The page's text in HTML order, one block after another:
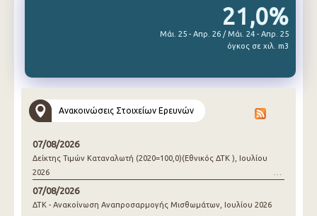
21,0%
Μάι. 25 - Απρ. 26 / Μάι. 24 - Απρ. 25
όγκος σε χιλ. m3
Ανακοινώσεις Στοιχείων Ερευνών
07/08/2026
Δείκτης Τιμών Καταναλωτή (2020=100,0)(Εθνικός ΔΤΚ ), Ιουλίου
2026
07/08/2026
ΔΤΚ - Ανακοίνωση Αναπροσαρμογής Μισθωμάτων, Ιουλίου 2026